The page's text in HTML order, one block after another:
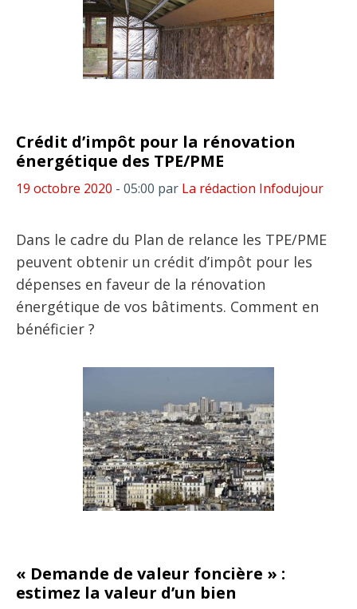
Crédit d’impôt pour la rénovation
énergétique des TPE/PME
19 octobre 2020 - 05:00 par La rédaction Infodujour
Dans le cadre du Plan de relance les TPE/PME
peuvent obtenir un crédit d’impôt pour les
dépenses en faveur de la rénovation
énergétique de vos bâtiments. Comment en
bénéficier ?
« Demande de valeur foncière » :
estimez la valeur d’un bien